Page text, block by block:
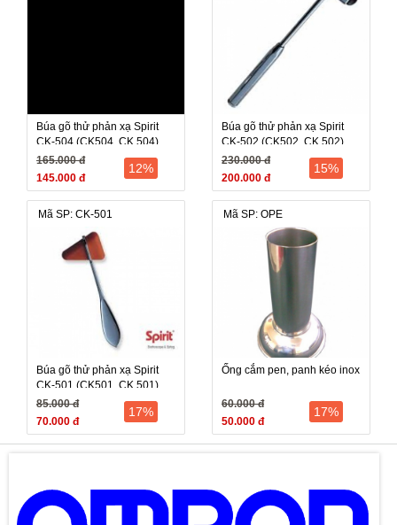
Búa gõ thử phản xạ Spirit
CK-504 (CK504, CK 504)
165.000 đ
145.000 đ
12%
Búa gõ thử phản xạ Spirit
CK-502 (CK502, CK 502)
230.000 đ
200.000 đ
15%
Mã SP: CK-501
Búa gõ thử phản xạ Spirit
CK-501 (CK501, CK 501)
85.000 đ
70.000 đ
17%
Mã SP: OPE
Ống cắm pen, panh kéo inox
60.000 đ
50.000 đ
17%